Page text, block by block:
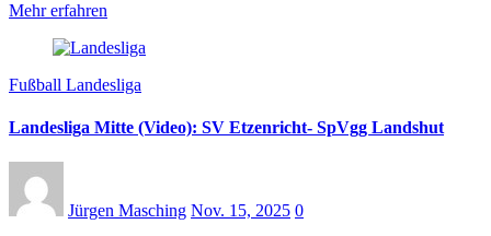
Mehr erfahren
Fußball Landesliga
Landesliga Mitte (Video): SV Etzenricht- SpVgg Landshut
Jürgen Masching Nov. 15, 2025 0